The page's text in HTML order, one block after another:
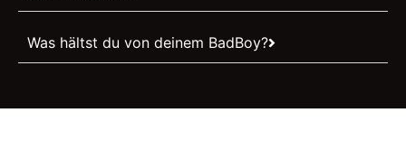
Was hältst du von deinem BadBoy?